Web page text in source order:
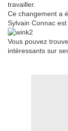
travailler.
Ce changement a
Sylvain Connac
Vous pouvez
intéressants sur